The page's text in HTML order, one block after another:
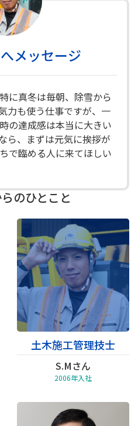
メッセージ
に真冬は毎朝、除雪から
力も使う仕事ですが、一
の達成感は本当に大きい
ら、まずは元気に挨拶が
で臨める人に来てほしい
のひとこと
土木施工管理技士
S.Mさん
2006年入社